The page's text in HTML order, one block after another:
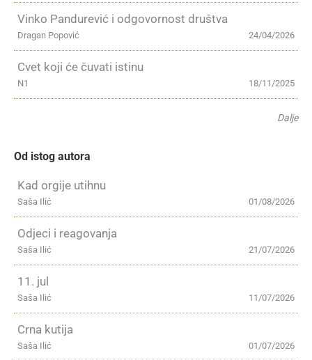
Vinko Pandurević i odgovornost društva
24/04/2026
Dragan Popović
Cvet koji će čuvati istinu
18/11/2025
N1
Dalje
Od istog autora
Kad orgije utihnu
01/08/2026
Saša Ilić
Odjeci i reagovanja
21/07/2026
Saša Ilić
11. jul
11/07/2026
Saša Ilić
Crna kutija
01/07/2026
Saša Ilić